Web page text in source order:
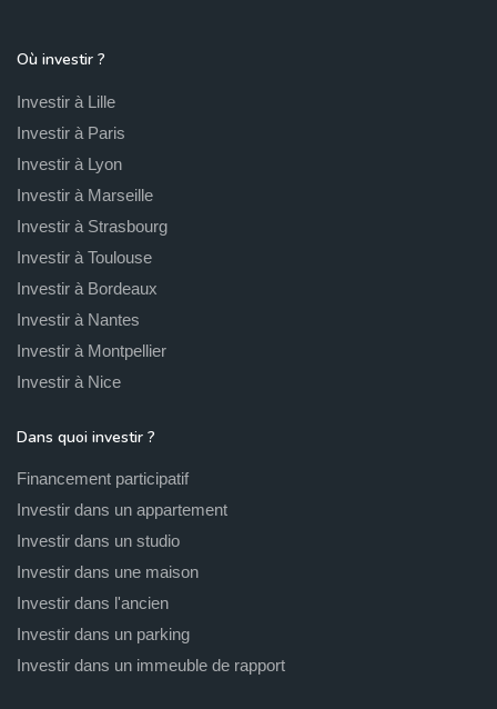
Où investir ?
Investir à Lille
Investir à Paris
Investir à Lyon
Investir à Marseille
Investir à Strasbourg
Investir à Toulouse
Investir à Bordeaux
Investir à Nantes
Investir à Montpellier
Investir à Nice
Dans quoi investir ?
Financement participatif
Investir dans un appartement
Investir dans un studio
Investir dans une maison
Investir dans l'ancien
Investir dans un parking
Investir dans un immeuble de rapport